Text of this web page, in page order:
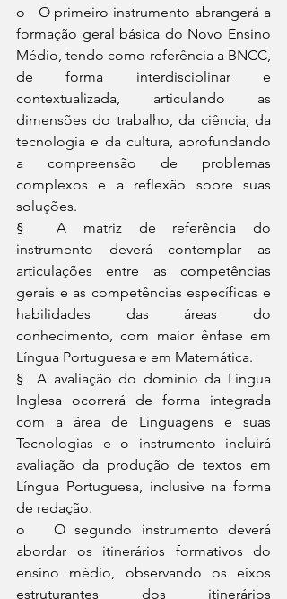
o   O primeiro instrumento abrangerá a
formação geral básica do Novo Ensino
Médio, tendo como referência a BNCC,
de forma interdisciplinar e
contextualizada, articulando as
dimensões do trabalho, da ciência, da
tecnologia e da cultura, aprofundando
a compreensão de problemas
complexos e a reflexão sobre suas
soluções.
§  A matriz de referência do
instrumento deverá contemplar as
articulações entre as competências
gerais e as competências específicas e
habilidades das áreas do
conhecimento, com maior ênfase em
Língua Portuguesa e em Matemática.
§  A avaliação do domínio da Língua
Inglesa ocorrerá de forma integrada
com a área de Linguagens e suas
Tecnologias e o instrumento incluirá
avaliação da produção de textos em
Língua Portuguesa, inclusive na forma
de redação.
o   O segundo instrumento deverá
abordar os itinerários formativos do
ensino médio, observando os eixos
estruturantes dos itinerários